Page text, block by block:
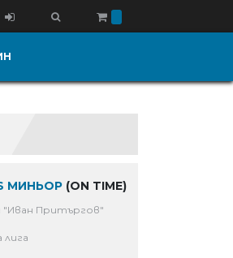
МИНЬОР (ON TIME)
Притъргов"